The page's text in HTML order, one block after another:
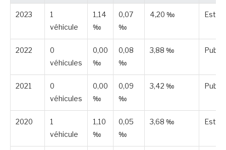
2023
1
véhicule
1,14
‰
0,07
‰
4,20 ‰
2022
0
véhicules
0,00
‰
0,08
‰
3,88 ‰
2021
0
véhicules
0,00
‰
0,09
‰
3,42 ‰
2020
1
véhicule
1,10
‰
0,05
‰
3,68 ‰